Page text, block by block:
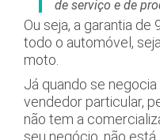
de serviço e de
Ou seja, a garantia de
todo o automóvel,
moto.
Já quando se
vendedor particular,
não tem a
seu negócio, não